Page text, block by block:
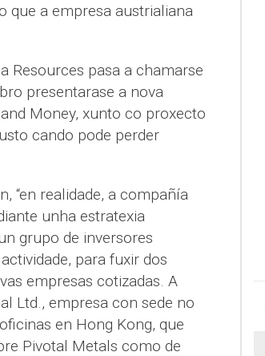
que a empresa austrialiana
Resources pasa a chamarse
presentarase a nova
Money, xunto co proxecto
cando pode perder
“en realidade, a compañía
unha estratexia
grupo de inversores
para fuxir dos
empresas cotizadas. A
Ltd., empresa con sede no
en Hong Kong, que
Pivotal Metals como de